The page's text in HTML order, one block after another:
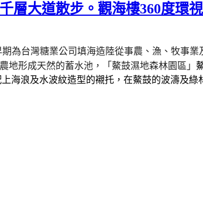
層大道散步。觀海樓360度環視
期為台灣糖業公司填海造陸從事農、漁、牧事
地形成天然的蓄水池， 「鰲鼓濕地森林園區」
海浪及水波紋造型的襯托，在鰲鼓的波濤及綠